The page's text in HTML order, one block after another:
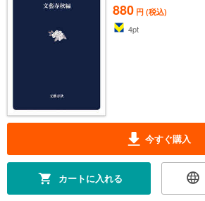
880 円 (税込)
4pt
今すぐ購入
カートに入れる